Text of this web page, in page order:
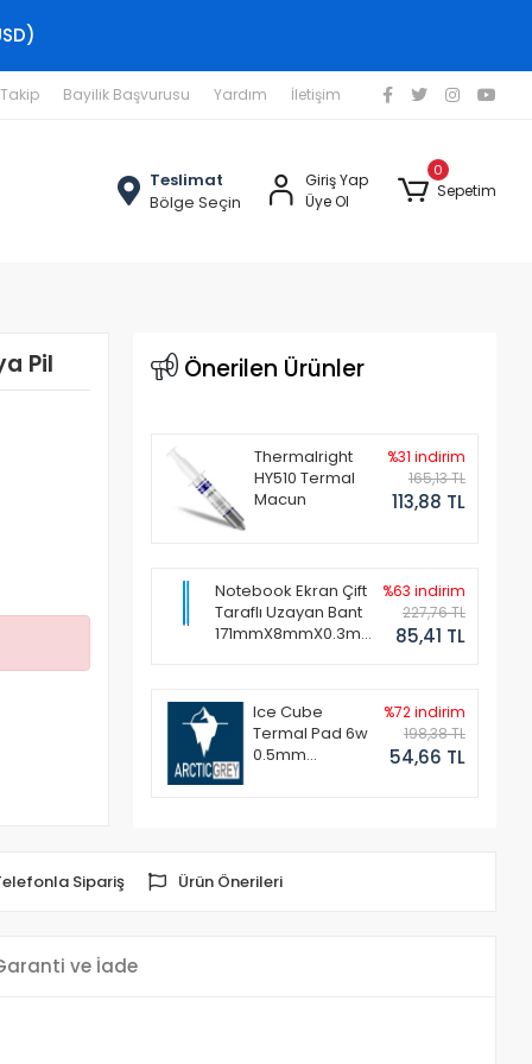
Bayilik Başvurusu Yardım İletişim
Teslimat
Bölge Seçin
Giriş Yap
Üye Ol
0
Sepetim
Pil Önerilen Ürünler
Thermalright
HY510 Termal
Macun
%31 indirim
165,13 TL
113,88 TL
Notebook Ekran Çift
Taraflı Uzayan Bant
171mmX8mmX0.3mm
%63 indirim
227,76 TL
85,41 TL
Ice Cube
Termal Pad 6w
0.5mm
%72 indirim
198,38 TL
54,66 TL
Sipariş Ürün Önerileri
ve İade